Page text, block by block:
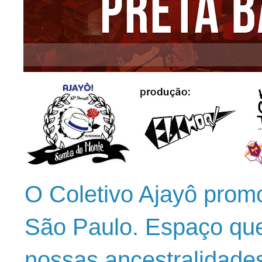
O Coletivo Ajayô
São Paulo. Espaço